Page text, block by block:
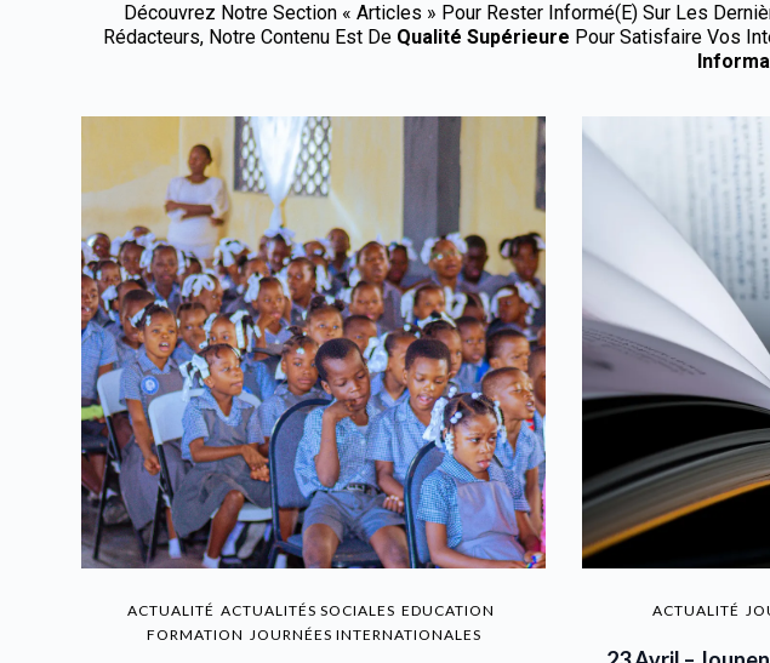
Découvrez Notre Section « Articles » Pour Rester Informé(e) Sur Les
Rédacteurs, Notre Contenu Est De Qualité Supérieure Pour Satisfaire Vos
ACTUALITÉ ACTUALITÉS SOCIALES EDUCATION
FORMATION JOURNÉES INTERNATIONALES
ACTUALITÉ